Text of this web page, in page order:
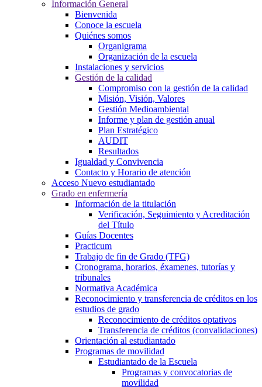
Información General
Bienvenida
Conoce la escuela
Quiénes somos
Organigrama
Organización de la escuela
Instalaciones y servicios
Gestión de la calidad
Compromiso con la gestión de la calidad
Misión, Visión, Valores
Gestión Medioambiental
Informe y plan de gestión anual
Plan Estratégico
AUDIT
Resultados
Igualdad y Convivencia
Contacto y Horario de atención
Acceso Nuevo estudiantado
Grado en enfermería
Información de la titulación
Verificación, Seguimiento y Acreditación
del Título
Guías Docentes
Practicum
Trabajo de fin de Grado (TFG)
Cronograma, horarios, éxamenes, tutorías y
tribunales
Normativa Académica
Reconocimiento y transferencia de créditos en los
estudios de grado
Reconocimiento de créditos optativos
Transferencia de créditos (convalidaciones)
Orientación al estudiantado
Programas de movilidad
Estudiantado de la Escuela
Programas y convocatorias de
movilidad